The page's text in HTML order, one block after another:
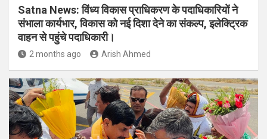
Satna News: विंध्य विकास प्राधिकरण के पदाधिकारियों ने
संभाला कार्यभार, विकास को नई दिशा देने का संकल्प, इलेक्ट्रिक
वाहन से पहुंचे पदाधिकारी।
2 months ago Arish Ahmed